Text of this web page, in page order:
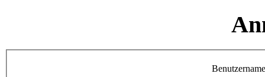
Benutzername